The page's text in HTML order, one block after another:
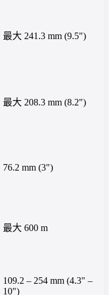
最大 241.3 mm (9.5")
最大 208.3 mm (8.2")
76.2 mm (3")
最大 600 m
109.2 – 254 mm (4.3" –
10")